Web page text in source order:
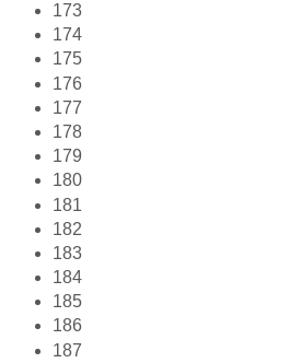
173
174
175
176
177
178
179
180
181
182
183
184
185
186
187